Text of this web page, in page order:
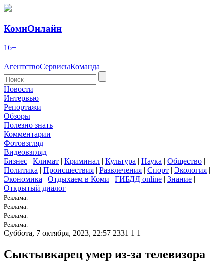
КомиОнлайн
16+
АгентствоСервисыКоманда
Новости
Интервью
Репортажи
Обзоры
Полезно знать
Комментарии
Фотовзгляд
Видеовзгляд
Бизнес | Климат | Криминал | Культура | Наука | Общество |
Политика | Происшествия | Развлечения | Спорт | Экология |
Экономика | Отдыхаем в Коми | ГИБДД online | Знание |
Открытый диалог
Реклама.
Реклама.
Реклама.
Реклама.
Суббота, 7 октября, 2023, 22:57 2331 1 1
Сыктывкарец умер из-за телевизора